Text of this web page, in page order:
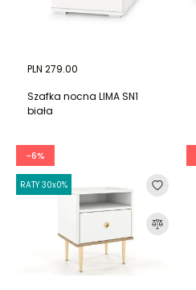
PLN 279.00
Szafka nocna LIMA SN1
biała
-6%
RATY 30x0%